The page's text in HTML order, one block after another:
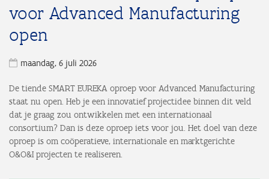
voor Advanced Manufacturing
open
maandag, 6 juli 2026
De tiende SMART EUREKA oproep voor Advanced Manufacturing
staat nu open. Heb je een innovatief projectidee binnen dit veld
dat je graag zou ontwikkelen met een internationaal
consortium? Dan is deze oproep iets voor jou. Het doel van deze
oproep is om coöperatieve, internationale en marktgerichte
O&O&I projecten te realiseren.